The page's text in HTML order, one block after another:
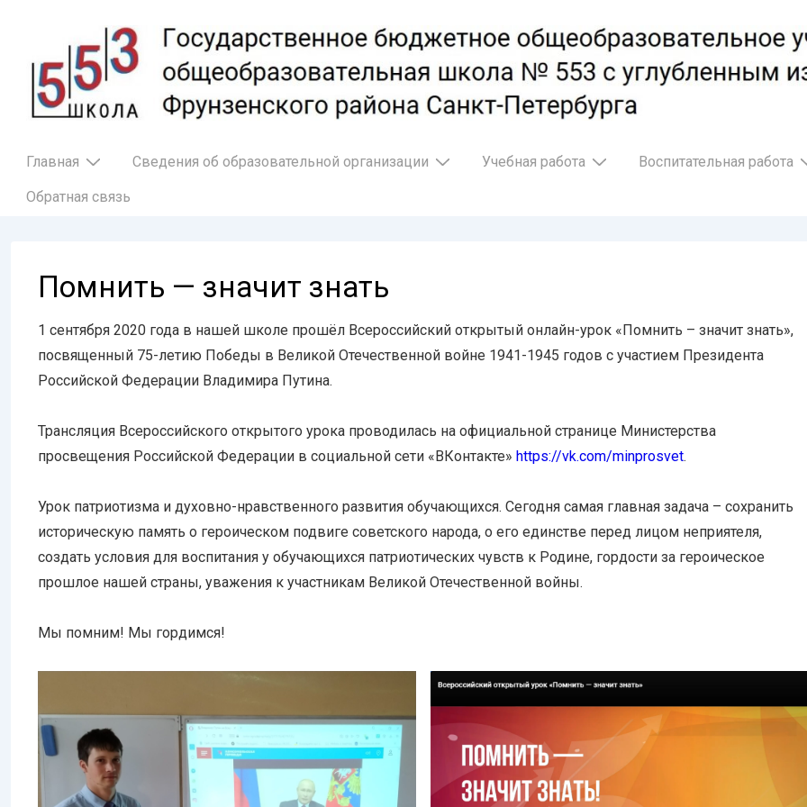
основному
содержимому
Основная
Главная Сведения об образовательной организации Учебная работа Воспитательная работа
Обратная связь
Помнить — значит знать
1 сентября 2020 года в нашей школе прошёл Всероссийский открытый онлайн-урок «Помнить – значит знать»,
посвященный 75-летию Победы в Великой Отечественной войне 1941-1945 годов с участием Президента
Российской Федерации Владимира Путина.
Трансляция Всероссийского открытого урока проводилась на официальной странице Министерства
просвещения Российской Федерации в социальной сети «ВКонтакте» https://vk.com/minprosvet.
Урок патриотизма и духовно-нравственного развития обучающихся. Сегодня самая главная задача – сохранить
историческую память о героическом подвиге советского народа, о его единстве перед лицом неприятеля,
создать условия для воспитания у обучающихся патриотических чувств к Родине, гордости за героическое
прошлое нашей страны, уважения к участникам Великой Отечественной войны.
Мы помним! Мы гордимся!